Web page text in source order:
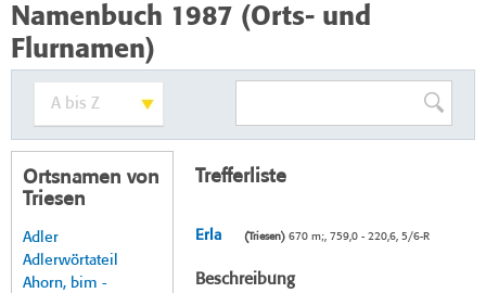
Namenbuch 1987 (Orts- und
Flurnamen)
Ortsnamen von
Triesen
Adler
Adlerwörtateil
Ahorn, bim -
Trefferliste
Erla (Triesen)670 m;, 759,0 - 220,6, 5/6-R
Beschreibung